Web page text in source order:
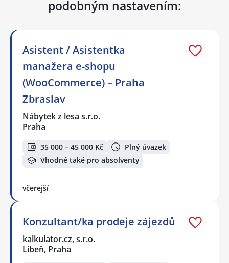
podobným nastavením:
Asistent / Asistentka
manažera e-shopu
(WooCommerce) – Praha
Zbraslav
Nábytek z lesa s.r.o.
Praha
35 000 – 45 000 Kč
Plný úvazek
Vhodné také pro absolventy
včerejší
Konzultant/ka prodeje zájezdů
kalkulator.cz, s.r.o.
Libeň, Praha